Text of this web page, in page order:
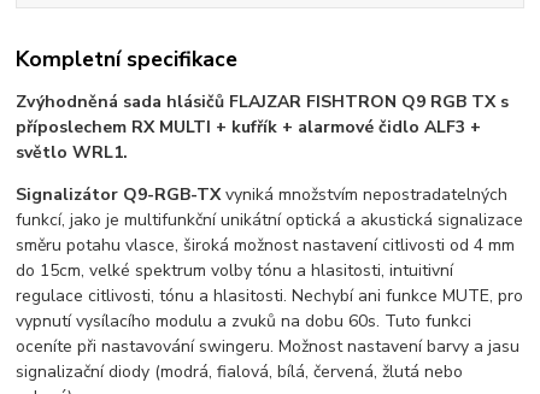
Kompletní specifikace
Zvýhodněná sada hlásičů FLAJZAR FISHTRON Q9 RGB TX s
příposlechem RX MULTI + kufřík + alarmové čidlo ALF3 +
světlo WRL1.
Signalizátor Q9-RGB-TXvyniká množstvím nepostradatelných
funkcí, jako je multifunkční unikátní optická a akustická signalizace
směru potahu vlasce, široká možnost nastavení citlivosti od 4 mm
do 15cm, velké spektrum volby tónu a hlasitosti, intuitivní
regulace citlivosti, tónu a hlasitosti. Nechybí ani funkce MUTE, pro
vypnutí vysílacího modulu a zvuků na dobu 60s. Tuto funkci
oceníte při nastavování swingeru. Možnost nastavení barvy a jasu
signalizační diody (modrá, fialová, bílá, červená, žlutá nebo